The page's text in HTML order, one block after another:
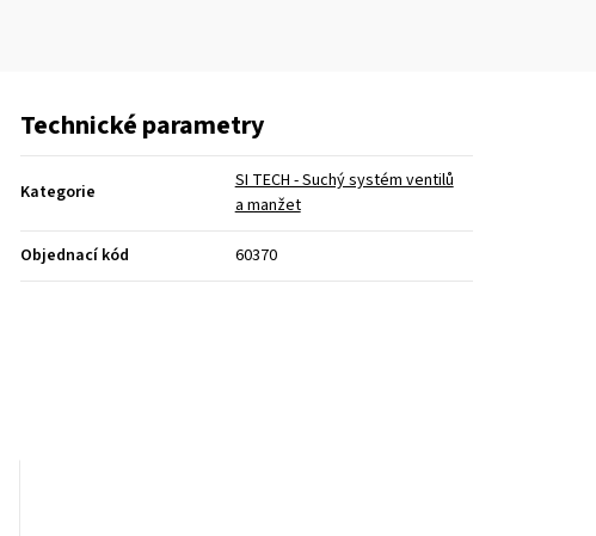
Technické parametry
Kategorie
SI TECH - Suchý systém ventilů
a manžet
Objednací kód 60370